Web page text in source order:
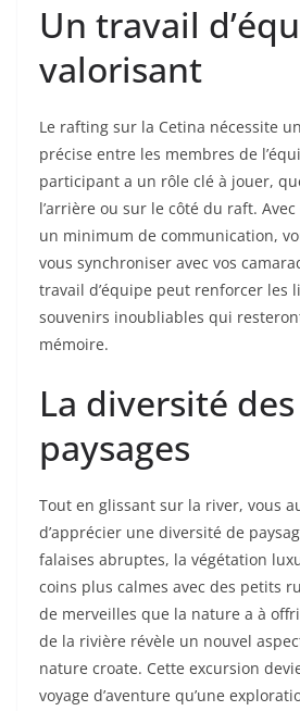
Un travail
valorisant
Le rafting sur la Cetina nécessite
précise entre les membres de
participant a un rôle clé à jouer,
l’arrière ou sur le côté du raft.
un minimum de communication,
vous synchroniser avec vos
travail d’équipe peut renforcer les
souvenirs inoubliables qui
mémoire.
La diversité des
paysages
Tout en glissant sur la river, vous
d’apprécier une diversité de
falaises abruptes, la végétation
coins plus calmes avec des petits
de merveilles que la nature a à
de la rivière révèle un nouvel
nature croate. Cette excursion
voyage d’aventure qu’une